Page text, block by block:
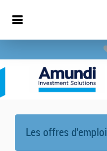
Les offres d'emploi